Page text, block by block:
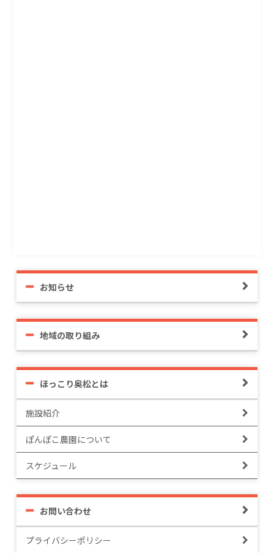
お知らせ
地域の取り組み
ほっこり奥松とは
施設紹介
ぽんぽこ農園について
スケジュール
お問い合わせ
プライバシーポリシー